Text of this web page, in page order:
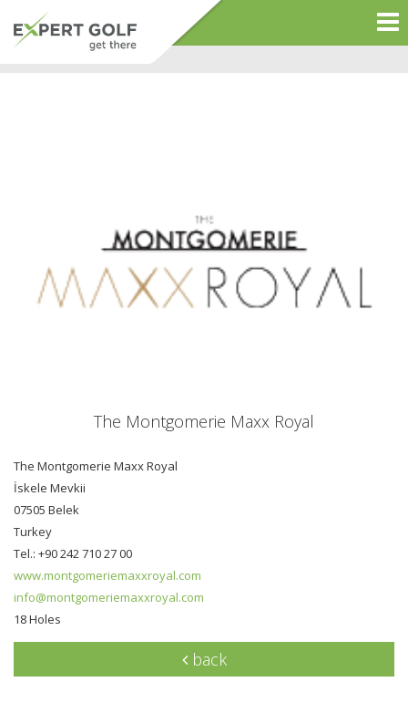
The Montgomerie Maxx Royal
The Montgomerie Maxx Royal
İskele Mevkii
07505 Belek
Turkey
Tel.: +90 242 710 27 00
www.montgomeriemaxxroyal.com
info@montgomeriemaxxroyal.com
18 Holes
back